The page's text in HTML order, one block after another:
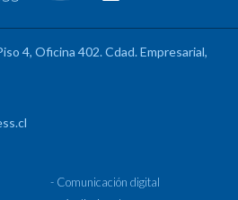
4, Oficina 402. Cdad. Empresarial,
- Comunicación digital